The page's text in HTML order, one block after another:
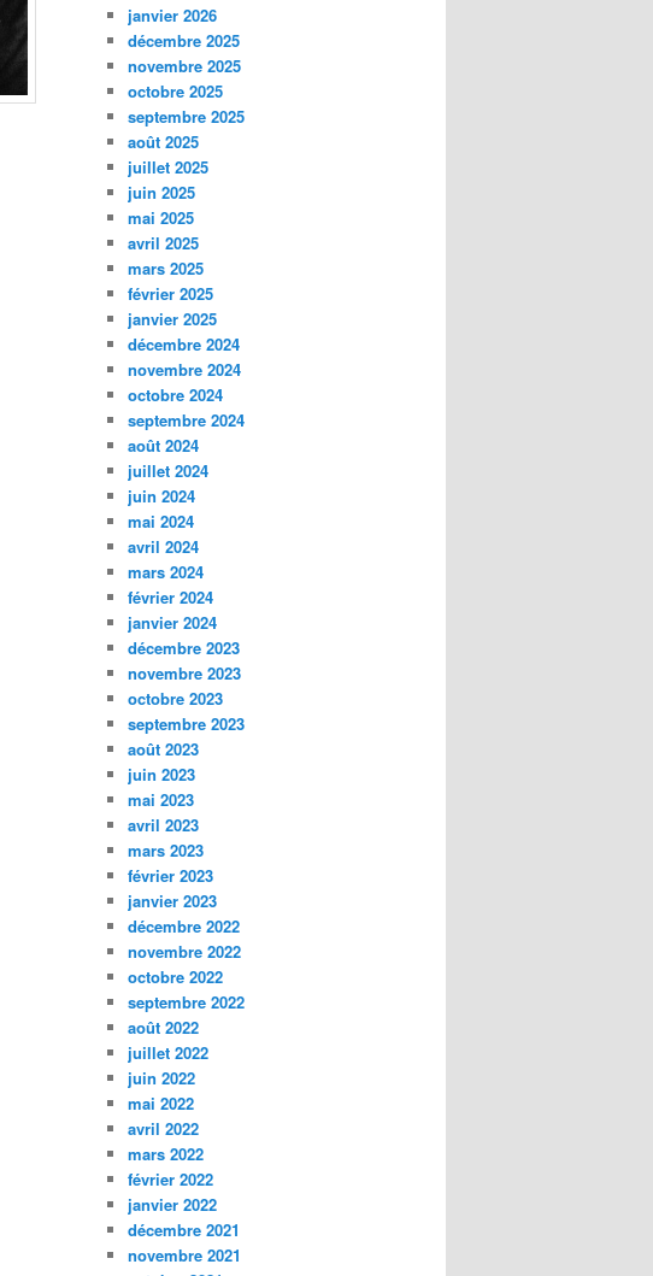
janvier 2026
décembre 2025
novembre 2025
octobre 2025
septembre 2025
août 2025
juillet 2025
juin 2025
mai 2025
avril 2025
mars 2025
février 2025
janvier 2025
décembre 2024
novembre 2024
octobre 2024
septembre 2024
août 2024
juillet 2024
juin 2024
mai 2024
avril 2024
mars 2024
février 2024
janvier 2024
décembre 2023
novembre 2023
octobre 2023
septembre 2023
août 2023
juin 2023
mai 2023
avril 2023
mars 2023
février 2023
janvier 2023
décembre 2022
novembre 2022
octobre 2022
septembre 2022
août 2022
juillet 2022
juin 2022
mai 2022
avril 2022
mars 2022
février 2022
janvier 2022
décembre 2021
novembre 2021